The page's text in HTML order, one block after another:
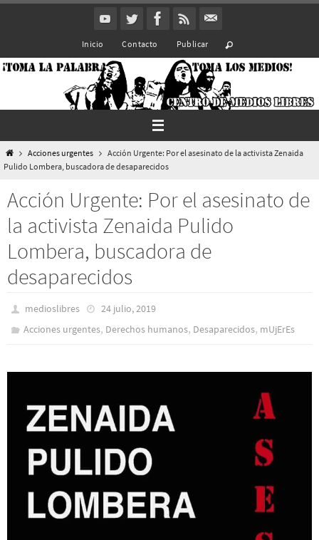
Inicio Contacto Publicar
InicioAcciones urgentes
Acción Urgente: Por el asesinato de la activista Zenaida
Pulido Lombera, buscadora de desaparecidos
Acción Urgente: Por el asesinato de
la activista Zenaida Pulido
Lombera, buscadora de
desaparecidos
medioslibres
24 julio, 2019
Acciones urgentes, Derechos humanos, Desaparecidos, mUjErEs